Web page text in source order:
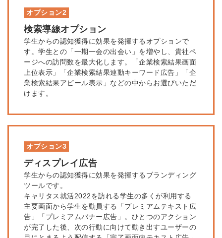
オプション2
検索導線オプション
学生からの認知獲得に効果を発揮するオプションで
す。学生との「一期一会の出会い」を増やし、貴社ペ
ージへの訪問数を最大化します。「企業検索結果画面
上位表示」「企業検索結果連動キーワード広告」「企
業検索結果アピール表示」などの中からお選びいただ
けます。
オプション3
ディスプレイ広告
学生からの認知獲得に効果を発揮するブランディング
ツールです。
キャリタス就活2022を訪れる学生の多くが利用する
主要画面から学生を動員する「プレミアムテキスト広
告」「プレミアムバナー広告」。ひとつのアクション
が完了した後、次の行動に向けて動き出すユーザーの
をご利用する
要です。
採用課題の解決、新しい採用の
取り組みなどを取材したインタ
ビュー記事が読める